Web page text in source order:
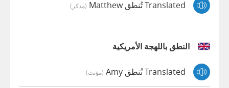
Translated تُنطق Matthew (مذكر)
النطق باللهجة الأمريكية
Translated تُنطق Amy (مؤنث)